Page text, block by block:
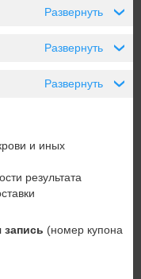
›
Развернуть
›
Развернуть
›
Развернуть
и иных
результата
запись (номер купона